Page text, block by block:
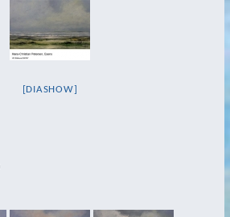
[DIASHOW]